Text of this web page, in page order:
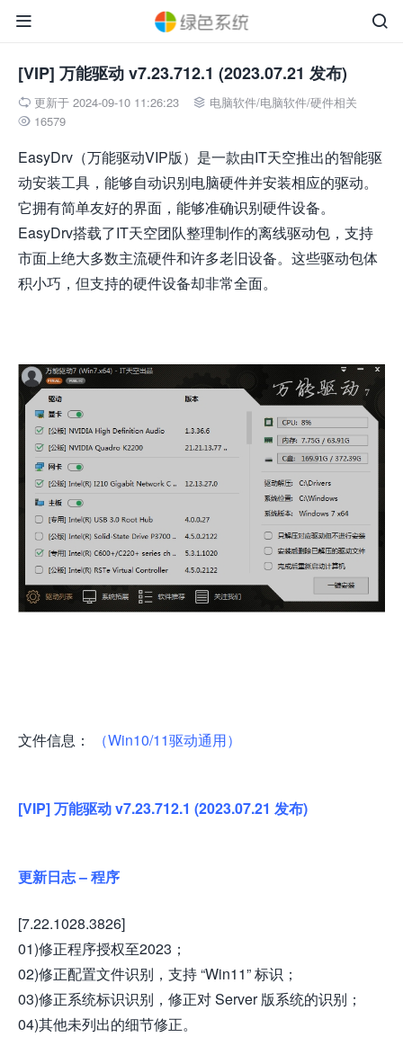


[VIP] 万能驱动 v7.23.712.1 (2023.07.21 发布)
 更新于 2024-09-10 11:26:23  电脑软件/电脑软件/硬件相关
 16579
EasyDrv（万能驱动VIP版）是一款由IT天空推出的智能驱
动安装工具，能够自动识别电脑硬件并安装相应的驱动。
它拥有简单友好的界面，能够准确识别硬件设备。
EasyDrv搭载了IT天空团队整理制作的离线驱动包，支持
市面上绝大多数主流硬件和许多老旧设备。这些驱动包体
积小巧，但支持的硬件设备却非常全面。
文件信息： （Win10/11驱动通用）
[VIP] 万能驱动 v7.23.712.1 (2023.07.21 发布)
更新日志 – 程序
[7.22.1028.3826]
01)修正程序授权至2023；
02)修正配置文件识别，支持 “Win11” 标识；
03)修正系统标识识别，修正对 Server 版系统的识别；
04)其他未列出的细节修正。